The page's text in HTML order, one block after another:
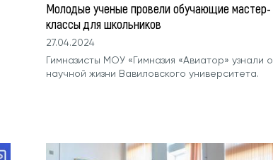
Молодые ученые провели обучающие мастер-
классы для школьников
27.04.2024
Гимназисты МОУ «Гимназия «Авиатор» узнали о
научной жизни Вавиловского университета.